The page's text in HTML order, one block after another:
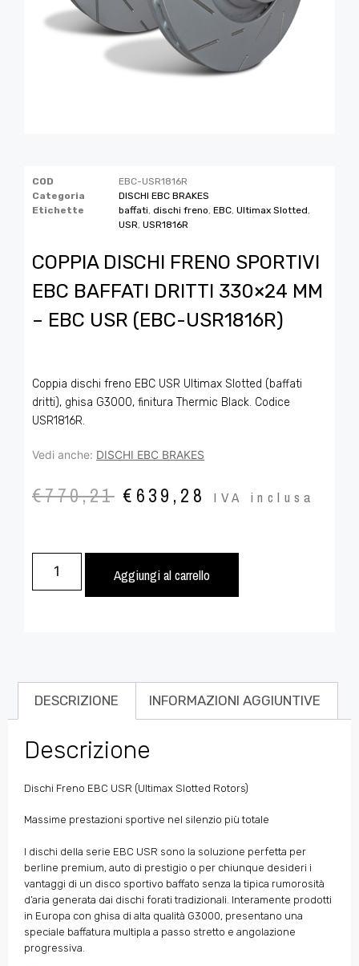
COD
EBC-USR1816R
Categoria
DISCHI EBC BRAKES
Etichette
baffati dischi freno EBC Ultimax Slotted
USR USR1816R
COPPIA DISCHI FRENO SPORTIVI
EBC BAFFATI DRITTI 330×24 MM
– EBC USR (EBC-USR1816R)
Coppia dischi freno EBC USR Ultimax Slotted (baffati
dritti), ghisa G3000, finitura Thermic Black. Codice
USR1816R.
Vedi anche: DISCHI EBC BRAKES
€770,21 € 639,28 IVA inclusa
Aggiungi al carrello
DESCRIZIONE INFORMAZIONI AGGIUNTIVE
Descrizione
Dischi Freno EBC USR (Ultimax Slotted Rotors)
Massime prestazioni sportive nel silenzio più totale
I dischi della serie EBC USR sono la soluzione perfetta per
berline premium, auto di prestigio o per chiunque desideri i
vantaggi di un disco sportivo baffato senza la tipica rumorosità
d’aria generata dai dischi forati tradizionali. Interamente prodotti
in Europa con ghisa di alta qualità G3000, presentano una
speciale baffatura multipla a passo stretto e angolazione
progressiva.